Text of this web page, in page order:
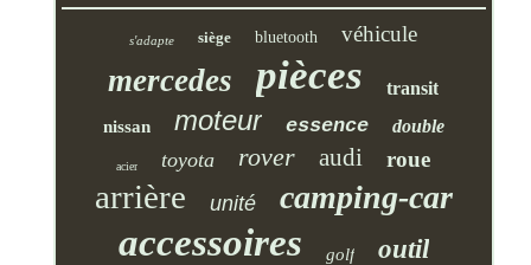
s'adapte siège bluetooth véhicule
mercedes pièces transit
nissan moteur essence double
acier toyota rover audi roue
arrière unité camping-car
accessoires golf outil